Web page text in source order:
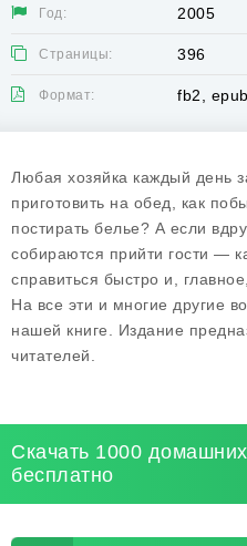
Год: 2005
Страницы: 396
Формат: fb2,
Любая хозяйка каждый день
приготовить на обед, как
постирать белье? А если
собираются прийти гости —
справиться быстро и,
На все эти и многие другие
нашей книге. Издание
читателей.
Скачать 1000
бесплатно